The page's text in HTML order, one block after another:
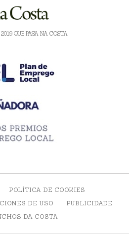
QUE PASA NA COSTA
POLÍTICA DE COOKIES
DE USO
PUBLICIDADE
DA COSTA